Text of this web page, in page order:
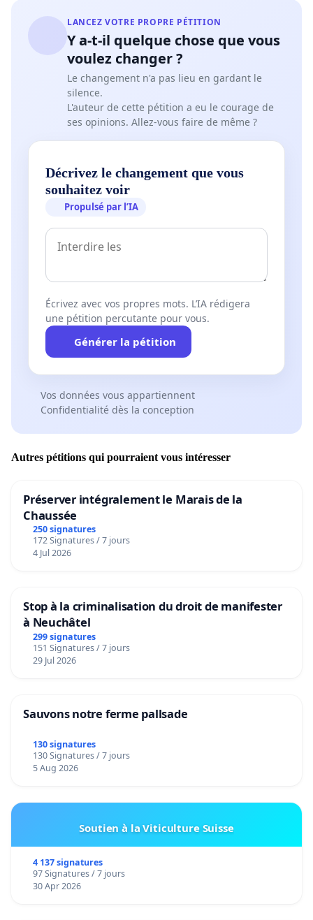
LANCEZ VOTRE PROPRE PÉTITION
Y a-t-il quelque chose que vous
voulez changer ?
Le changement n'a pas lieu en gardant le
silence.
L'auteur de cette pétition a eu le courage de
ses opinions. Allez-vous faire de même ?
Décrivez le changement que vous
souhaitez voir
Propulsé par l’IA
Écrivez avec vos propres mots. L’IA rédigera
une pétition percutante pour vous.
Générer la pétition
Vos données vous appartiennent
Confidentialité dès la conception
Autres pétitions qui pourraient vous intéresser
Préserver intégralement le Marais de la
Chaussée
250 signatures
172 Signatures / 7 jours
4 Jul 2026
Stop à la criminalisation du droit de manifester
à Neuchâtel
299 signatures
151 Signatures / 7 jours
29 Jul 2026
Sauvons notre ferme pallsade
130 signatures
130 Signatures / 7 jours
5 Aug 2026
Soutien à la Viticulture Suisse
4 137 signatures
97 Signatures / 7 jours
30 Apr 2026